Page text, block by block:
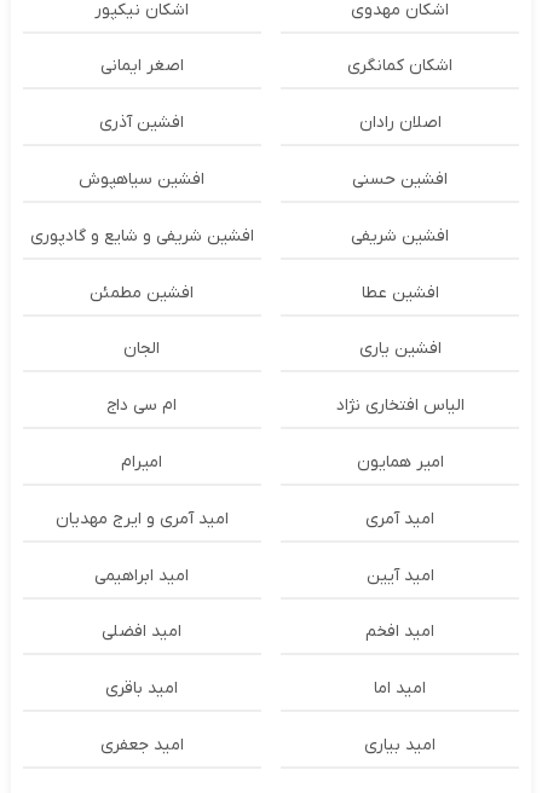
اشکان مهدوی اشکان نیکپور
اشکان‌ کمانگری اصغر ایمانی
اصلان رادان افشین آذری
افشین حسنی افشین سیاهپوش
افشین شریفی افشین شریفی و شایع و گادپوری
افشین عطا افشین مطمئن
افشین یاری الجان
الیاس افتخاری نژاد ام سی داج
امير همايون اميرام
امید آمری امید آمری و ایرج مهدیان
امید آیین امید ابراهیمی
امید افخم امید افضلی
امید اما امید باقری
امید بیاری امید جعفری